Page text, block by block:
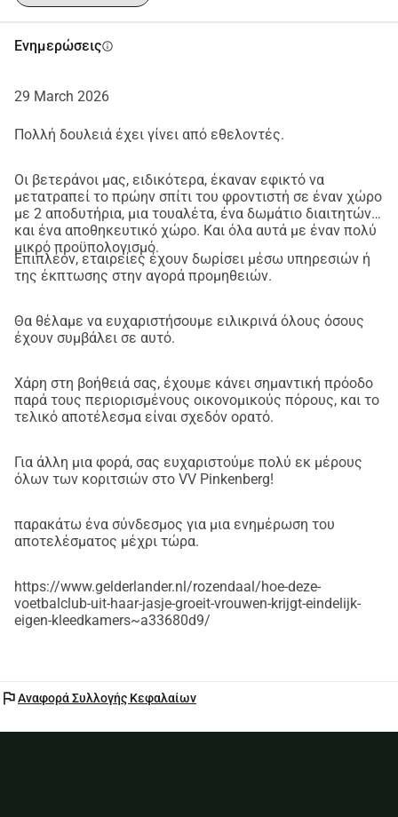
Ενημερώσειςinfo
29 March 2026
Πολλή δουλειά έχει γίνει από εθελοντές.
Οι βετεράνοι μας, ειδικότερα, έκαναν εφικτό να
μετατραπεί το πρώην σπίτι του φροντιστή σε έναν χώρο
με 2 αποδυτήρια, μια τουαλέτα, ένα δωμάτιο διαιτητών
και ένα αποθηκευτικό χώρο. Και όλα αυτά με έναν πολύ
μικρό προϋπολογισμό.
Επιπλέον, εταιρείες έχουν δωρίσει μέσω υπηρεσιών ή
της έκπτωσης στην αγορά προμηθειών.
Θα θέλαμε να ευχαριστήσουμε ειλικρινά όλους όσους
έχουν συμβάλει σε αυτό.
Χάρη στη βοήθειά σας, έχουμε κάνει σημαντική πρόοδο
παρά τους περιορισμένους οικονομικούς πόρους, και το
τελικό αποτέλεσμα είναι σχεδόν ορατό.
Για άλλη μια φορά, σας ευχαριστούμε πολύ εκ μέρους
όλων των κοριτσιών στο VV Pinkenberg!
παρακάτω ένα σύνδεσμος για μια ενημέρωση του
αποτελέσματος μέχρι τώρα.
https://www.gelderlander.nl/rozendaal/hoe-deze-
voetbalclub-uit-haar-jasje-groeit-vrouwen-krijgt-eindelijk-
eigen-kleedkamers~a33680d9/
flagΑναφορά Συλλογής Κεφαλαίων